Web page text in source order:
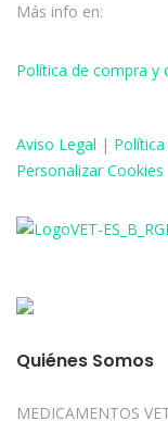
Más info en:
Política de compra y
Aviso Legal |
Personalizar Cookies
Quiénes Somos
MEDICAMENTOS